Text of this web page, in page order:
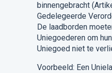
binnengebracht (
Gedelegeerde
De laadborden
Uniegoederen om
Uniegoed niet te
Voorbeeld: Een